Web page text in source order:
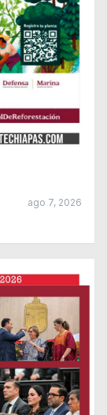
ago 7, 2026